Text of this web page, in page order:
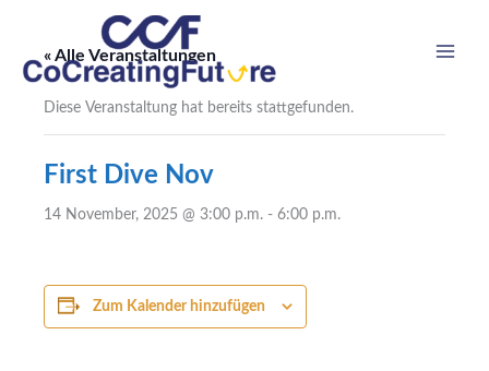
springen« Alle Veranstaltungen
Diese Veranstaltung hat bereits stattgefunden.
First Dive Nov
14 November, 2025 @ 3:00 p.m. - 6:00 p.m.
Zum Kalender hinzufügen